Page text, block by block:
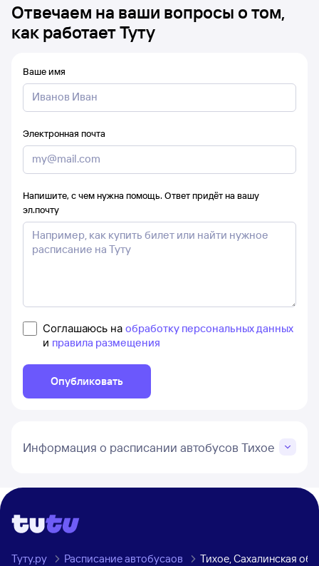
Отвечаем на ваши вопросы о том,
как работает Туту
Ваше имя
Электронная почта
Напишите, с чем нужна помощь. Ответ придёт на вашу
эл.почту
Соглашаюсь на обработку персональных данных
и правила размещения
Опубликовать
Информация о расписании автобусов Тихое
Туту.ру Расписание автобусаов Тихое, Сахалинская